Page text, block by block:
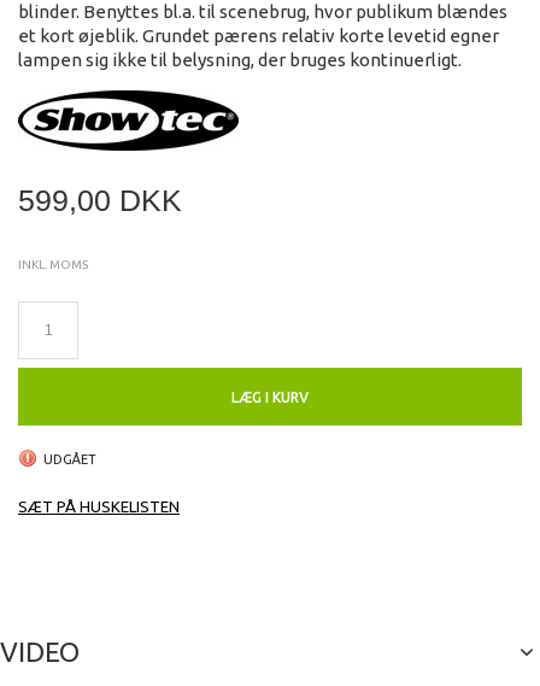
blinder. Benyttes bl.a. til scenebrug, hvor publikum blændes
et kort øjeblik. Grundet pærens relativ korte levetid egner
lampen sig ikke til belysning, der bruges kontinuerligt.
599,00 DKK
INKL. MOMS
LÆG I KURV
UDGÅET
SÆT PÅ HUSKELISTEN
VIDEO